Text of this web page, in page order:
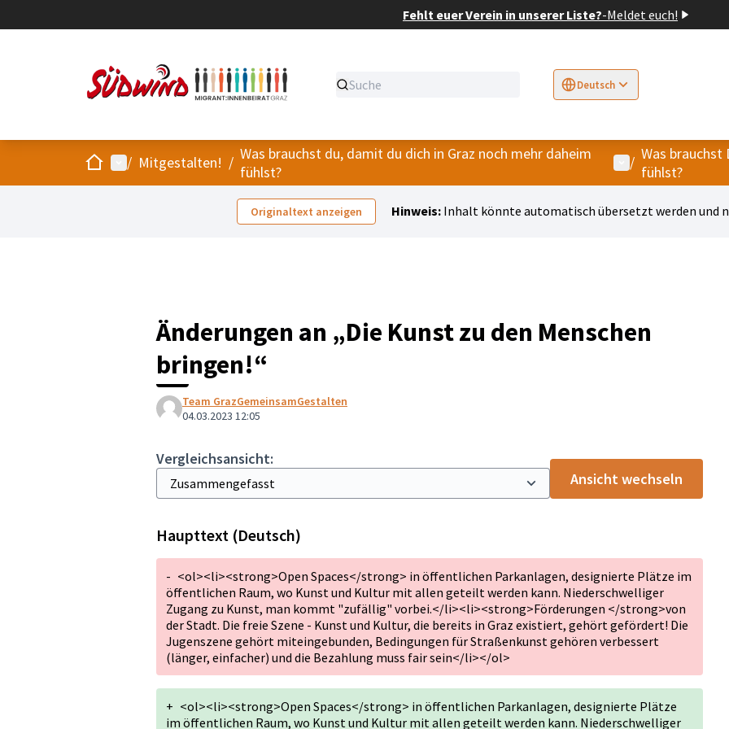
Fehlt euer Verein in unserer Liste?-Meldet euch!
Deutsch
Sprache wählen
StartHauptmenü
/ Mitgestalten! / Was brauchst du, damit du dich in Graz noch mehr daheim
fühlst?
Benutzer-Menü
/ Was brauchst
fühlst?
Originaltext anzeigen Hinweis: Inhalt könnte automatisch übersetzt werden und
Änderungen an „Die Kunst zu den Menschen
bringen!“
Team GrazGemeinsamGestalten
04.03.2023 12:05
Vergleichsansicht:
Ansicht wechseln
Haupttext (Deutsch)
- <ol><li><strong>Open Spaces</strong> in öffentlichen Parkanlagen, designierte Plätze im
öffentlichen Raum, wo Kunst und Kultur mit allen geteilt werden kann. Niederschwelliger
Zugang zu Kunst, man kommt "zufällig" vorbei.</li><li><strong>Förderungen </strong>von
der Stadt. Die freie Szene - Kunst und Kultur, die bereits in Graz existiert, gehört gefördert! Die
Jugenszene gehört miteingebunden, Bedingungen für Straßenkunst gehören verbessert
(länger, einfacher) und die Bezahlung muss fair sein</li></ol>
+ <ol><li><strong>Open Spaces</strong> in öffentlichen Parkanlagen, designierte Plätze
im öffentlichen Raum, wo Kunst und Kultur mit allen geteilt werden kann. Niederschwelliger